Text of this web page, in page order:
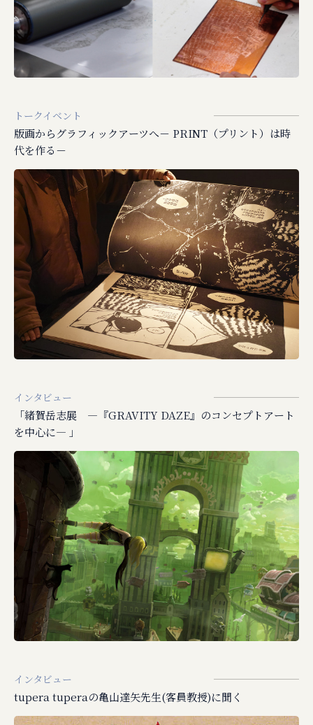
トークイベント
版画からグラフィックアーツへ－ PRINT（プリント）は時
代を作る－
インタビュー
「緒賀岳志展 ―『GRAVITY DAZE』のコンセプトアート
を中心に― 」
インタビュー
tupera tuperaの亀山達矢先生(客員教授)に聞く